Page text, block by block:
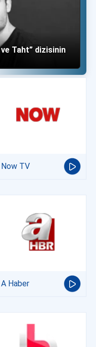
Taht” dizisinin
Now TV
A Haber